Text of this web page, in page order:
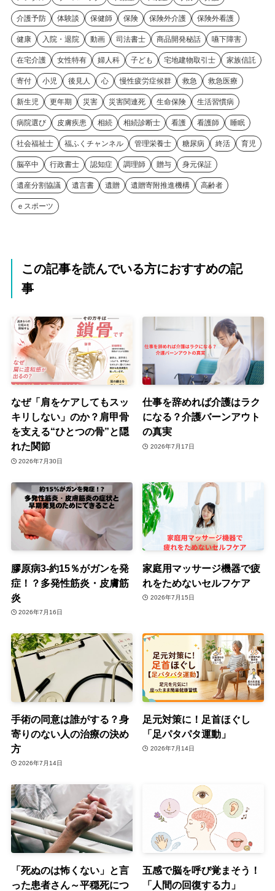
介護予防 体験談 保健師 保険 保険外介護 保険外看護
健康 入院・退院 動画 司法書士 商品開発秘話 嚥下障害
在宅介護 女性特有 婦人科 子ども 宅地建物取引士 家族信託
寄付 小児 後見人 心 慢性疲労症候群 救急 救急医療
新生児 更年期 災害 災害関連死 生命保険 生活習慣病
病院選び 皮膚疾患 相続 相続診断士 看護 看護師 睡眠
社会福祉士 福ふくチャンネル 管理栄養士 糖尿病 終活 育児
脳卒中 行政書士 認知症 調理師 贈与 身元保証
遺産分割協議 遺言書 遺贈 遺贈寄附推進機構 高齢者
ｅスポーツ
この記事を読んでいる方におすすめの記
事
なぜ「肩をケアしてもスッ
キリしない」のか？肩甲骨
を支える“ひとつの骨”と隠
れた関節
2026年7月30日
仕事を辞めれば介護はラク
になる？介護バーンアウト
の真実
2026年7月17日
膠原病3-約15％がガンを発
症！？多発性筋炎・皮膚筋
炎
2026年7月16日
家庭用マッサージ機器で疲
れをためないセルフケア
2026年7月15日
手術の同意は誰がする？身
寄りのない人の治療の決め
方
2026年7月14日
足元対策に！足首ほぐし
「足パタパタ運動」
2026年7月14日
「死ぬのは怖くない」と言
った患者さん～平穏死につ
五感で脳を呼び覚まそう！
「人間の回復する力」